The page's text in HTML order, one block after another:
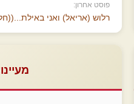
פוסט אחרון:
רלוש (אריאל) ואני